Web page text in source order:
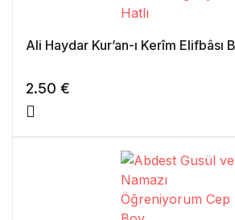
Ali Haydar Kur’an-ı Kerîm Elifbâsı
2.50 €